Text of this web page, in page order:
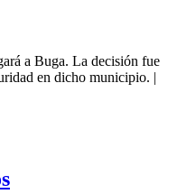
a Buga. La decisión fue
en dicho municipio. |